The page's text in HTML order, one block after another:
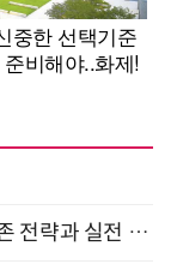
AI × Design : UX디자이너의 5가지 생존 전략과 실전 대응 8월 28일 개최